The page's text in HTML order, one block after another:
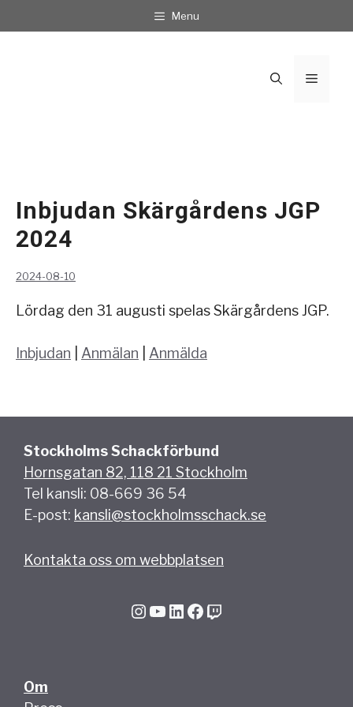
till
Menu
Meny
Inbjudan Skärgårdens JGP
2024
2024-08-10
Lördag den 31 augusti spelas Skärgårdens JGP.
Inbjudan Anmälan Anmälda
Stockholms Schackförbund
Hornsgatan 82, 118 21 Stockholm
Tel kansli: 08-669 36 54
E-post: kansli@stockholmsschack.se
Kontakta oss om webbplatsen
InstagramYouTube LinkedIn Facebook Twitch
Om